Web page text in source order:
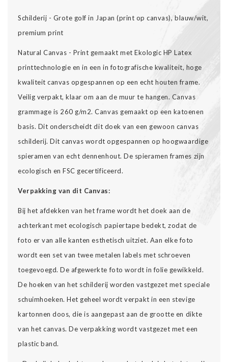
Schilderij - Grote golf in Japan (print op canvas), blauw/wit,
premium print
Natural Canvas - Print gemaakt met Ekologic HP Latex
printtechnologie en in een in fotografische kwaliteit, hoge
kwaliteit canvas opgespannen op een echt houten frame.
Veilig verpakt, klaar om aan de muur te hangen. Canvas
grammage is 260 g/m2. Canvas gemaakt op een katoenen
basis. Dit onderscheidt dit doek van een gewoon canvas
schilderij. Dit canvas wordt opgespannen op hoogwaardige
spieramen van echt dennenhout. De spieramen frames zijn
ecologisch en FSC gecertificeerd.
Verpakking van dit Canvas:
Bij het afdekken van het frame wordt het doek aan de
achterkant met ecologisch papiertape bedekt, zodat de
foto er van alle kanten esthetisch uitziet. Aan elke foto
wordt een set van twee metalen labels met schroeven
toegevoegd. De afgewerkte foto wordt in folie gewikkeld.
De hoeken van het schilderij worden vastgezet met speciale
schuimhoeken. Het geheel wordt verpakt in een stevige
kartonnen doos, die is aangepast aan de grootte en dikte
van het canvas. De verpakking wordt vastgezet met een
plastic band.